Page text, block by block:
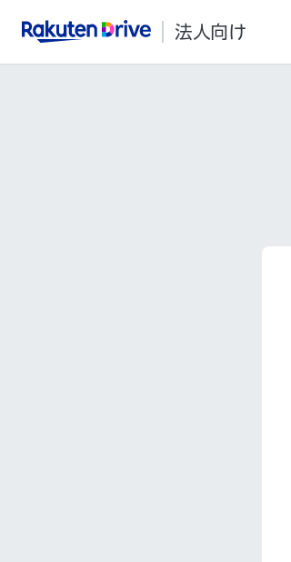
Rakuten Drive 法人向け